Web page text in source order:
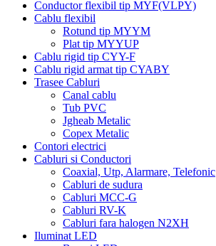
Conductor flexibil tip MYF(VLPY)
Cablu flexibil
Rotund tip MYYM
Plat tip MYYUP
Cablu rigid tip CYY-F
Cablu rigid armat tip CYABY
Trasee Cabluri
Canal cablu
Tub PVC
Jgheab Metalic
Copex Metalic
Contori electrici
Cabluri si Conductori
Coaxial, Utp, Alarmare, Telefonic
Cabluri de sudura
Cabluri MCC-G
Cabluri RV-K
Cabluri fara halogen N2XH
Iluminat LED